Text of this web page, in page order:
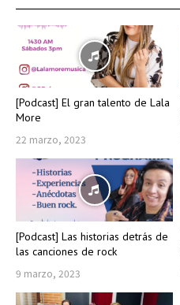
[Podcast] El gran talento de Lala
More
22 marzo, 2023
[Podcast] Las historias detrás de
las canciones de rock
9 marzo, 2023